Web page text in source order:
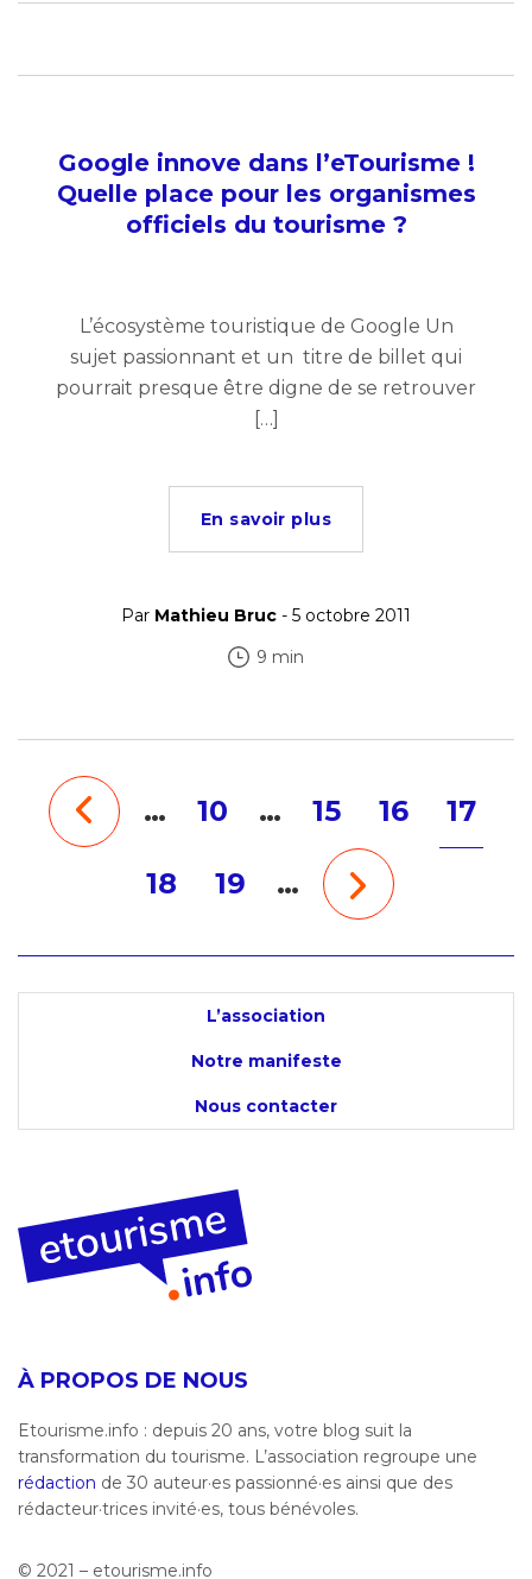
Google innove dans l’eTourisme !
Quelle place pour les organismes
officiels du tourisme ?
L’écosystème touristique de Google Un
sujet passionnant et un titre de billet qui
pourrait presque être digne de se retrouver
[…]
En savoir plus
Par Mathieu Bruc - 5 octobre 2011
9 min
… 10 … 15 16 17
18 19 …
L’association
Notre manifeste
Nous contacter
À PROPOS DE NOUS
Etourisme.info : depuis 20 ans, votre blog suit la
transformation du tourisme. L’association regroupe une
rédaction de 30 auteur·es passionné·es ainsi que des
rédacteur·trices invité·es, tous bénévoles.
© 2021 – etourisme.info